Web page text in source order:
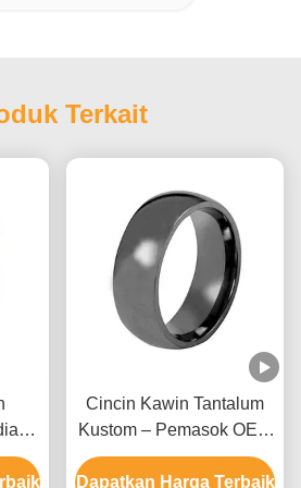
Terkait
Cincin Kawin Tantalum
Kustom – Pemasok OEM
Cincin Polos Buatan
Tangan
Dapatkan Harga Terbaik